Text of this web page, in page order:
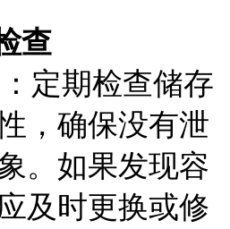
查
定期检查储存
，确保没有泄
。如果发现容
及时更换或修